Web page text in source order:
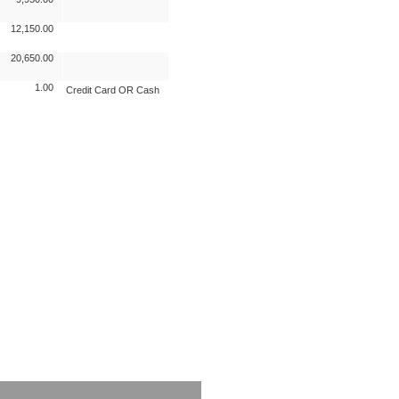
12,150.00
20,650.00
1.00 Credit Card OR Cash